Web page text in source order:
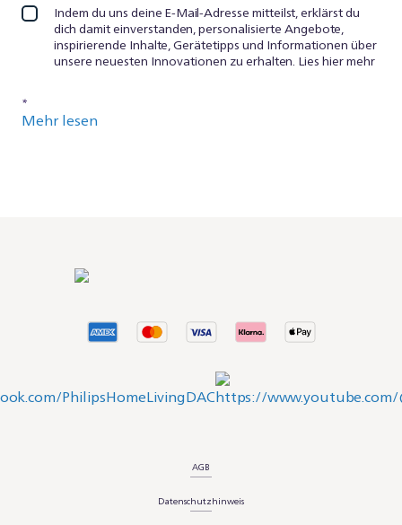
Indem du uns deine E-Mail-Adresse mitteilst, erklärst du
dich damit einverstanden, personalisierte Angebote,
inspirierende Inhalte, Gerätetipps und Informationen über
unsere neuesten Innovationen zu erhalten. Lies hier mehr
*
Mehr lesen
AGB
Datenschutzhinweis